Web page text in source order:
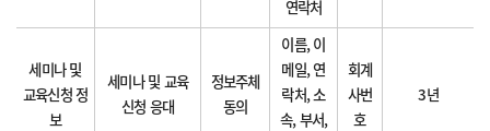
연락처
세미나 및
교육신청 정
보
세미나 및 교육
신청 응대
정보주체
동의
이름, 이
메일, 연
락처, 소
속, 부서,
회계
사번
호
3년